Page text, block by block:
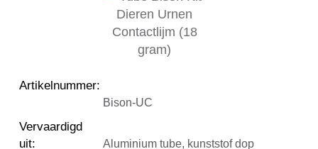
Artikelnummer:
Bison-UC
Vervaardigd
uit: Aluminium tube, kunststof dop